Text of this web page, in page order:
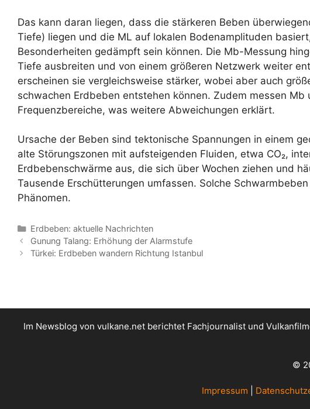
Das kann daran liegen, dass die stärkeren Beben
Tiefe) liegen und die ML auf lokalen Bodenamplituden
Besonderheiten gedämpft sein können. Die Mb-Messung
Tiefe ausbreiten und von einem größeren Netzwerk weiter
erscheinen sie vergleichsweise stärker, wobei aber auch
schwachen Erdbeben entstehen können. Zudem messen Mb
Frequenzbereiche, was weitere Abweichungen erklärt.
Ursache der Beben sind tektonische Spannungen in einem
alte Störungszonen mit aufsteigenden Fluiden, etwa CO₂,
Erdbebenschwärme aus, die sich über Wochen ziehen und
Tausende Erschütterungen umfassen. Solche
Phänomen.
Kategorien
Erdbeben: aktuelle Nachrichten
Gunung Talang: Erhöhung der Alarmstufe
Türkei: Erdbeben wandern Richtung Istanbul
Im Newsblog von vulkane.net berichtet Fachjournalist und
©
Impressum